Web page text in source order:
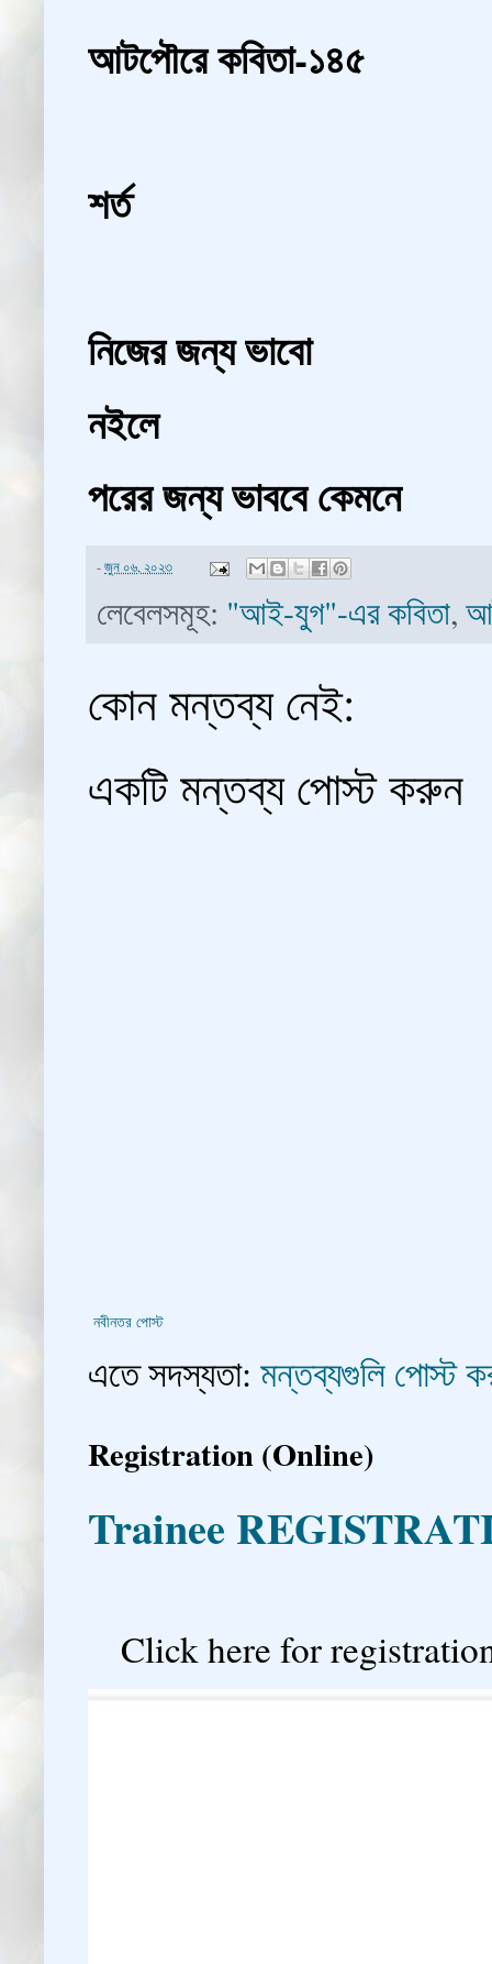
আটপৌরে কবিতা-১৪৫
শর্ত
নিজের জন্য ভাবো
নইলে
পরের জন্য ভাববে কেমনে
-জুন ০৬, ২০২৩
লেবেলসমূহ: "আই-যুগ"-এর কবিতা,
কোন মন্তব্য নেই:
একটি মন্তব্য পোস্ট করুন
নবীনতর পোস্ট
এতে সদস্যতা: মন্তব্যগুলি পোস্ট
Registration (Online)
Trainee
Click here for